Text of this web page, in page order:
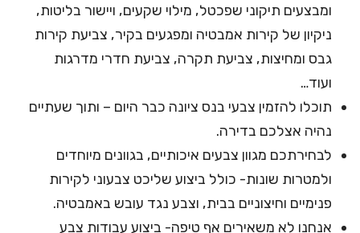
ומבצעים תיקוני שפכטל, מילוי שקעים, ויישור בליטות,
ניקיון של קירות אמבטיה ומפגעים בקיר, צביעת קירות
גבס ומחיצות, צביעת תקרה, צביעת חדרי מדרגות
ועוד…
תוכלו להזמין צבעי בנס ציונה כבר היום – ותוך שעתיים
נהיה אצלכם בדירה.
לבחירתכם מגוון צבעים איכותיים, בגוונים מיוחדים
ולמטרות שונות- כולל ביצוע שליכט צבעוני לקירות
פנימיים וחיצוניים בבית, וצבע נגד עובש באמבטיה.
אנחנו לא משאירים אף טיפה- ביצוע עבודות צבע